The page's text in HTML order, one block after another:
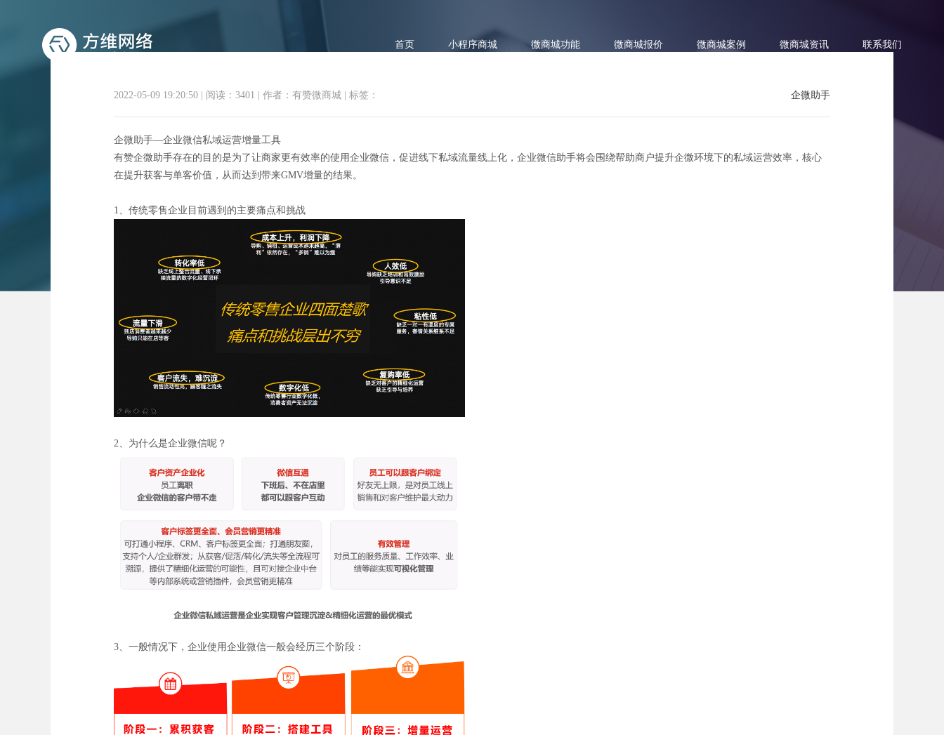
首页 小程序商城 微商城功能 微商城报价 微商城案例 微商城资讯 联系我们
企微助手
2022-05-09 19:20:50 阅读：3401 作者：有赞微商城 标签：
企微助手—企业微信私域运营增量工具
有赞企微助手存在的目的是为了让商家更有效率的使用企业微信，促进线下私域流量线上化，企业微信助手将会围绕帮助商户提升企微环境下的私域运营效率，核心
在提升获客与单客价值，从而达到带来GMV增量的结果。
1、传统零售企业目前遇到的主要痛点和挑战
2、为什么是企业微信呢？
3、一般情况下，企业使用企业微信一般会经历三个阶段：